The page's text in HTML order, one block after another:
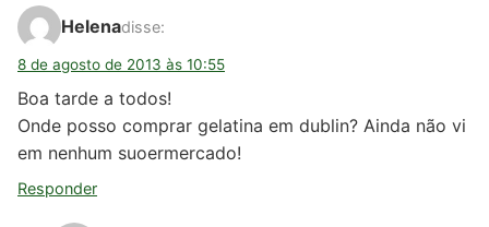
Helenadisse:
8 de agosto de 2013 às 10:55
Boa tarde a todos!
Onde posso comprar gelatina em dublin? Ainda não vi
em nenhum suoermercado!
Responder